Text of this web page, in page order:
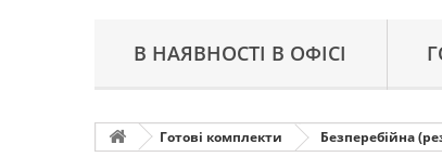
В НАЯВНОСТІ В ОФІСІ
Готові комплекти Безперебійна